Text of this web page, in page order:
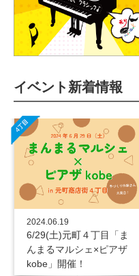
イベント新着情報
2024.06.19
6/29(土)元町４丁目「ま
んまるマルシェ×ピアザ
kobe」開催！